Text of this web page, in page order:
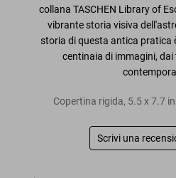
collana TASCHEN Library of
vibrante storia visiva
storia di questa antica
centinaia di immagini,
Copertina rigida, 5.5x7.7 in.
Scrivi una